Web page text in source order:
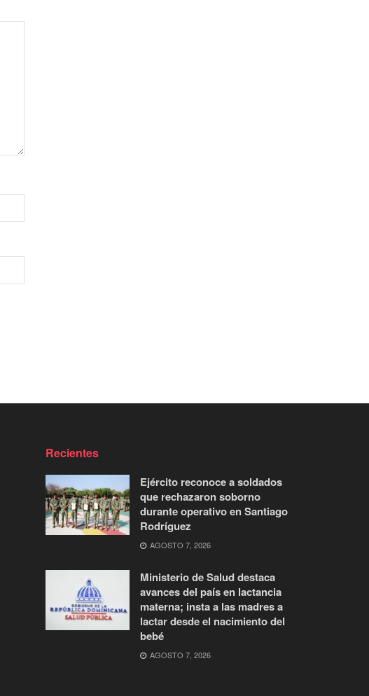
Recientes
Ejército reconoce a soldados
que rechazaron soborno
durante operativo en Santiago
Rodríguez
AGOSTO 7, 2026
Ministerio de Salud destaca
avances del país en lactancia
materna; insta a las madres a
lactar desde el nacimiento del
bebé
AGOSTO 7, 2026